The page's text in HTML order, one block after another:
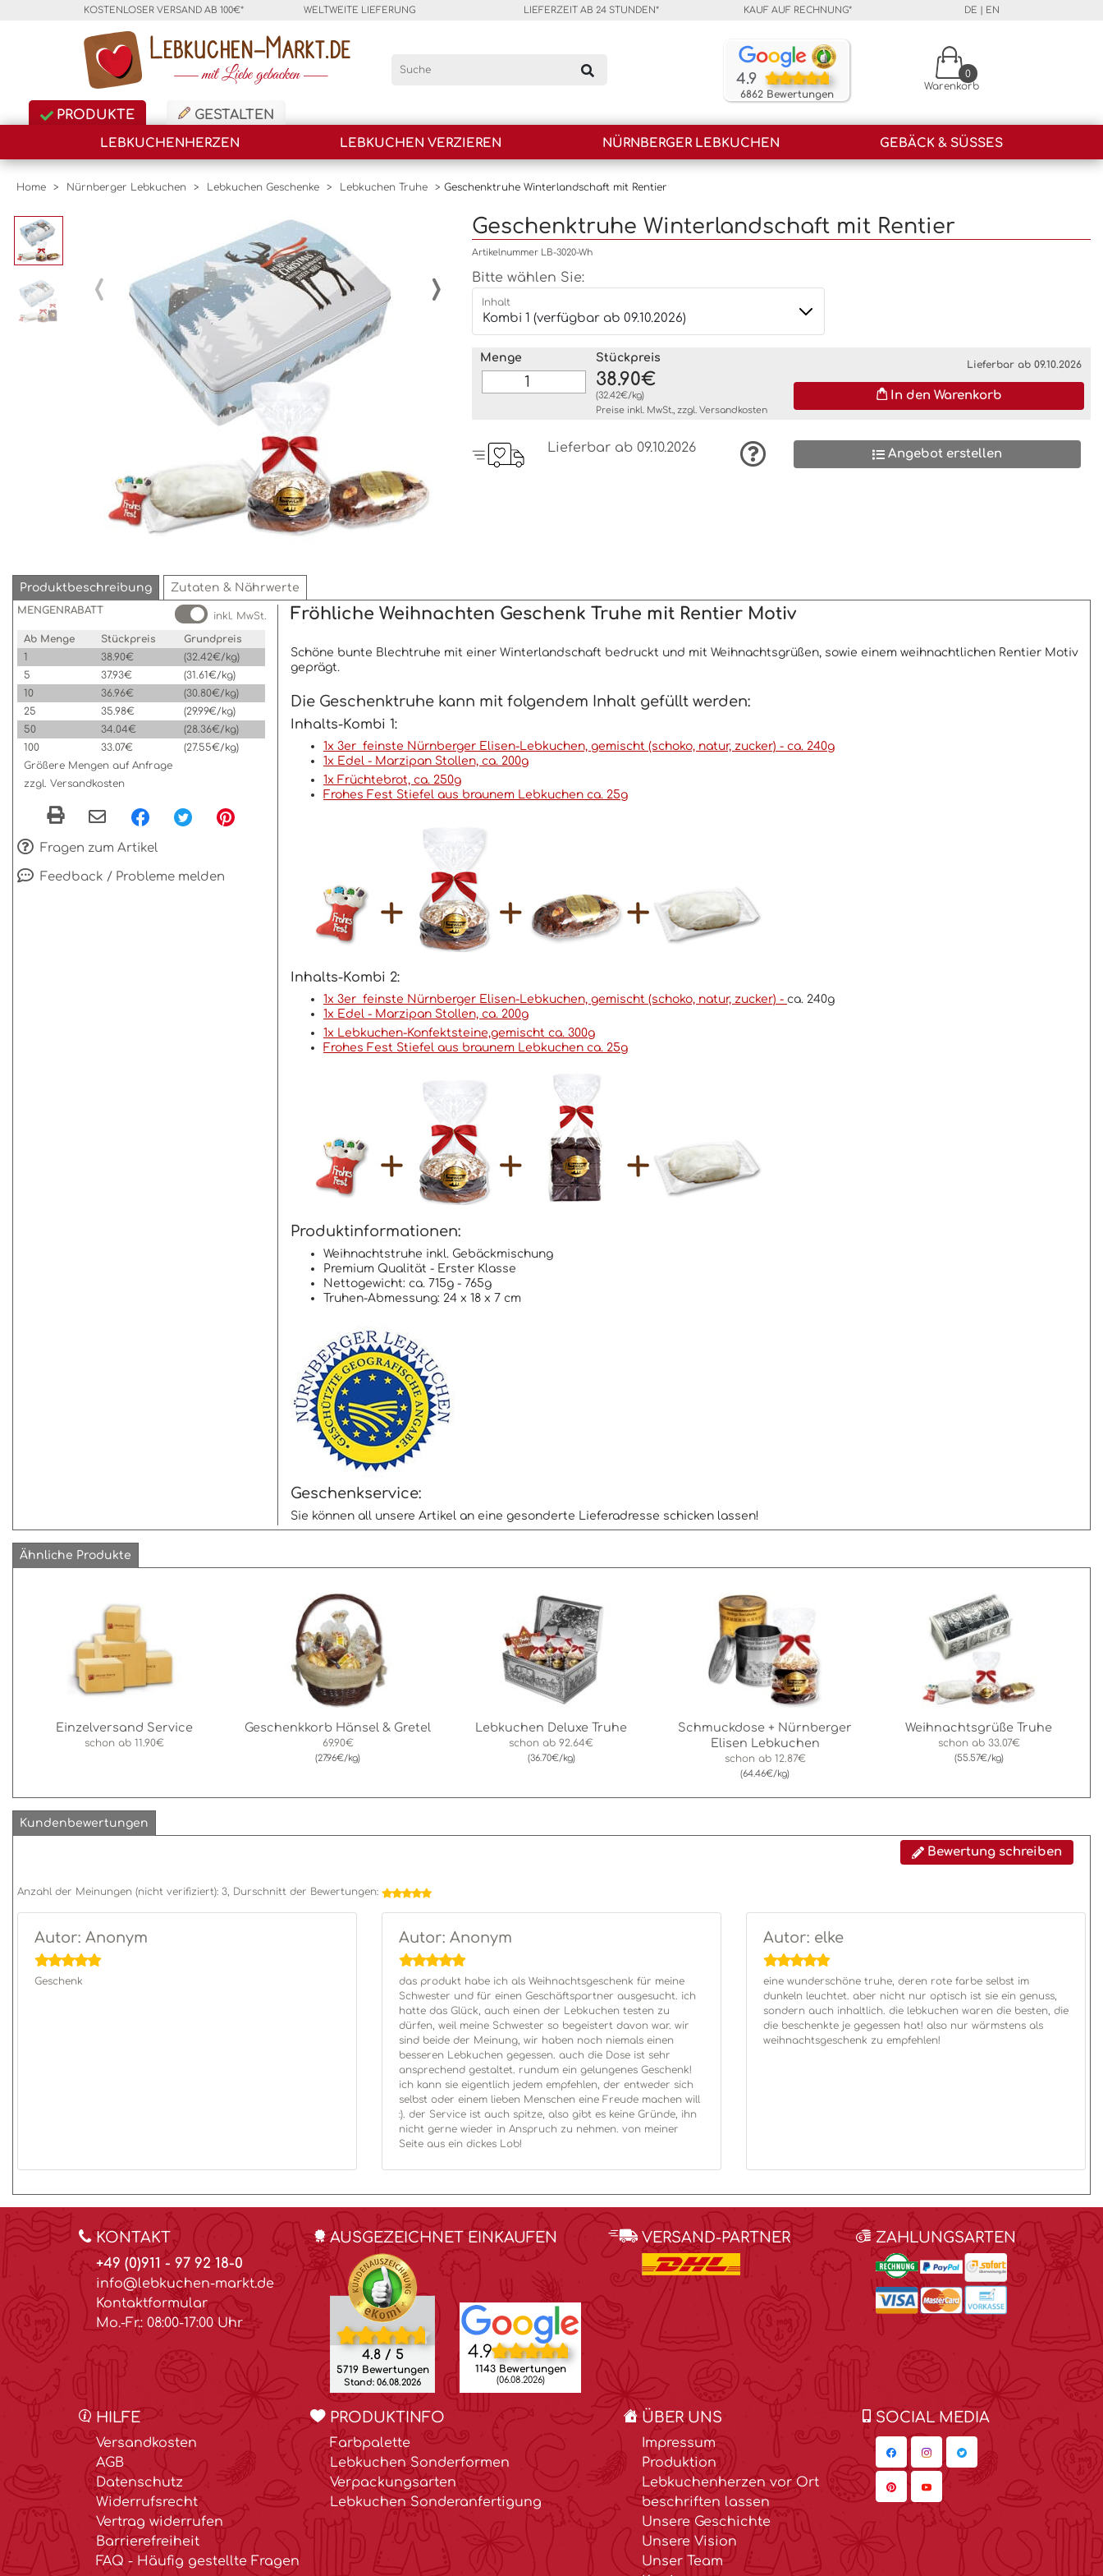
KOSTENLOSER VERSAND AB 100€* WELTWEITE LIEFERUNG LIEFERZEIT AB 24 STUNDEN* KAUF AUF RECHNUNG* DE | EN
Unsere Kunden bewerten unsere Produkte und
4.9
6862 Bewertungen
Warenkorb
0
PRODUKTE GESTALTEN
LEBKUCHENHERZEN LEBKUCHEN VERZIEREN NÜRNBERGER LEBKUCHEN GEBÄCK & SÜSSES
Home > Nürnberger Lebkuchen > Lebkuchen Geschenke > Lebkuchen Truhe > Geschenktruhe Winterlandschaft mit Rentier
‹ ›
Geschenktruhe Winterlandschaft mit Rentier
Artikelnummer LB-3020-Wh
Bitte wählen Sie:
Inhalt
Menge Stückpreis
38.90€
(32.42€/kg)
Preise inkl. MwSt., zzgl. Versandkosten
Lieferbar ab 09.10.2026
In den Warenkorb
Lieferbar ab 09.10.2026 Angebot erstellen
Produktbeschreibung Zutaten & Nährwerte
MENGENRABATT
inkl. MwSt.
Ab Menge
Stückpreis
Grundpreis
1
38.90€
(32.42€/kg)
5
37.93€
(31.61€/kg)
10
36.96€
(30.80€/kg)
25
35.98€
(29.99€/kg)
50
34.04€
(28.36€/kg)
100
33.07€
(27.55€/kg)
Größere Mengen auf Anfrage
zzgl. Versandkosten
Fragen zum Artikel
Feedback / Probleme melden
Fröhliche Weihnachten Geschenk Truhe mit Rentier Motiv
Schöne bunte Blechtruhe mit einer Winterlandschaft bedruckt und mit Weihnachtsgrüßen, sowie einem weihnachtlichen Rentier Motiv
geprägt.
Die Geschenktruhe kann mit folgendem Inhalt gefüllt werden:
Inhalts-Kombi 1:
1x 3er feinste Nürnberger Elisen-Lebkuchen, gemischt (schoko, natur, zucker) - ca. 240g
1x Edel - Marzipan Stollen, ca. 200g
1x Früchtebrot, ca. 250g
Frohes Fest Stiefel aus braunem Lebkuchen ca. 25g
Inhalts-Kombi 2:
1x 3er feinste Nürnberger Elisen-Lebkuchen, gemischt (schoko, natur, zucker) - ca. 240g
1x Edel - Marzipan Stollen, ca. 200g
1x Lebkuchen-Konfektsteine,gemischt ca. 300g
Frohes Fest Stiefel aus braunem Lebkuchen ca. 25g
Produktinformationen:
Weihnachtstruhe inkl. Gebäckmischung
Premium Qualität - Erster Klasse
Nettogewicht: ca. 715g - 765g
Truhen-Abmessung: 24 x 18 x 7 cm
Geschenkservice:
Sie können all unsere Artikel an eine gesonderte Lieferadresse schicken lassen!
Ähnliche Produkte
Einzelversand Service
schon ab 11.90€
Geschenkkorb Hänsel & Gretel
69.90€
(27.96€/kg)
Lebkuchen Deluxe Truhe
schon ab92.64€
(36.70€/kg)
Schmuckdose + Nürnberger
Elisen Lebkuchen
schon ab 12.87€
(64.46€/kg)
Weihnachtsgrüße Truhe
schon ab 33.07€
(55.57€/kg)
Kundenbewertungen
Bewertung schreiben
Anzahl der Meinungen (nicht verifiziert): 3, Durschnitt der Bewertungen:
Autor: Anonym
Geschenk
Autor: Anonym
das produkt habe ich als Weihnachtsgeschenk für meine
Schwester und für einen Geschäftspartner ausgesucht. ich
hatte das Glück, auch einen der Lebkuchen testen zu
dürfen, weil meine Schwester so begeistert davon war. wir
sind beide der Meinung, wir haben noch niemals einen
besseren Lebkuchen gegessen. auch die Dose ist sehr
ansprechend gestaltet. rundum ein gelungenes Geschenk!
ich kann sie eigentlich jedem empfehlen, der entweder sich
selbst oder einem lieben Menschen eine Freude machen will
:). der Service ist auch spitze, also gibt es keine Gründe, ihn
nicht gerne wieder in Anspruch zu nehmen. von meiner
Seite aus ein dickes Lob!
Autor: elke
eine wunderschöne truhe, deren rote farbe selbst im
dunkeln leuchtet. aber nicht nur optisch ist sie ein genuss,
sondern auch inhaltlich. die lebkuchen waren die besten, die
die beschenkte je gegessen hat! also nur wärmstens als
weihnachtsgeschenk zu empfehlen!
KONTAKT
+49 (0)911 - 97 92 18-0
info@lebkuchen-markt.de
Kontaktformular
Mo.-Fr.: 08:00-17:00 Uhr
AUSGEZEICHNET EINKAUFEN
4.8 / 5
5719 Bewertungen
Stand: 06.08.2026
4.9
1143 Bewertungen
(06.08.2026)
VERSAND-PARTNER ZAHLUNGSARTEN
HILFE
Versandkosten
AGB
Datenschutz
Widerrufsrecht
Vertrag widerrufen
Barrierefreiheit
FAQ - Häufig gestellte Fragen
PRODUKTINFO
Farbpalette
Lebkuchen Sonderformen
Verpackungsarten
Lebkuchen Sonderanfertigung
ÜBER UNS
Impressum
Produktion
Lebkuchenherzen vor Ort
beschriften lassen
Unsere Geschichte
Unsere Vision
Unser Team
SOCIAL MEDIA